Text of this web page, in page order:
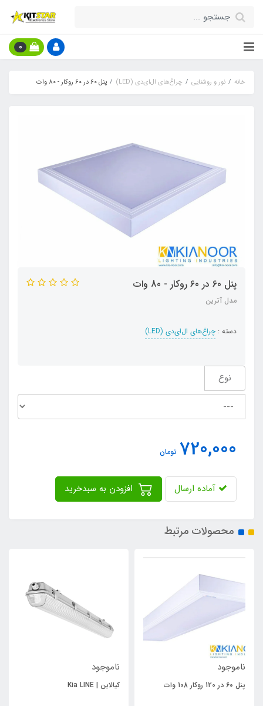
0
خانه نور و روشنایی چراغ‌های ال‌ای‌دی (LED) پنل 60 در 60 روکار - 80 وات
پنل 60 در 60 روکار - 80 وات
مدل آترین
دسته : چراغ‌های ال‌ای‌دی (LED)
نوع
720,000 تومان
آماده ارسال
محصولات مرتبط
ناموجود
پنل 60 در 120 روکار 108 وات
ناموجود
کیالاین | Kia LINE